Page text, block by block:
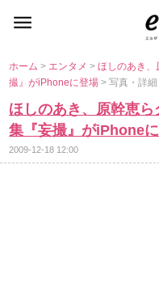
ホーム> エンタメ>ほしのあき、
撮』がiPhoneに登場> 写真・詳細
ほしのあき、原幹恵
集『妄撮』がiPhone
2009-12-18 12:00